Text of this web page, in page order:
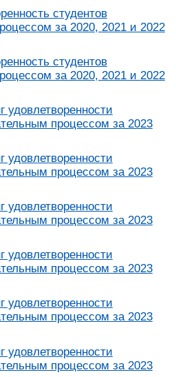
студентов
за 2020, 2021 и 2022
студентов
за 2020, 2021 и 2022
удовлетворенности
процессом за 2023
удовлетворенности
процессом за 2023
удовлетворенности
процессом за 2023
удовлетворенности
процессом за 2023
удовлетворенности
процессом за 2023
удовлетворенности
процессом за 2023